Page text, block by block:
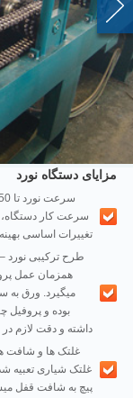
مزایای دستگاه نورد
سرعت کار دستگاه،
تغییرات اساسی
طرح ترکیبی نورد
همزمان عمل
میگیرد. ورق به
داشته و دقت لازم در
غلتک ها و شافت
غلتک شیاری تعبیه
پیچ به شافت قفل